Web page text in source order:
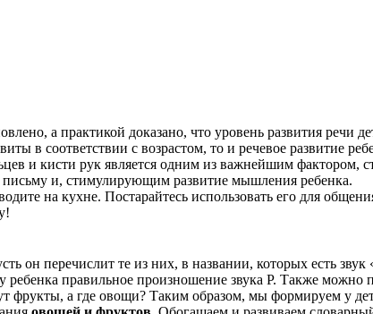
а практикой доказано, что уровень развития
развиты в соответствии с
и кисти рук является одним из важнейшим
кисти руки к письму и,
на кухне. Постарайтесь использовать его для
он перечислит те из них, в названии, которых есть
у ребенка правильное произношение звука Р. Также
фрукты, а где овощи? Таким образом, мы формируем у